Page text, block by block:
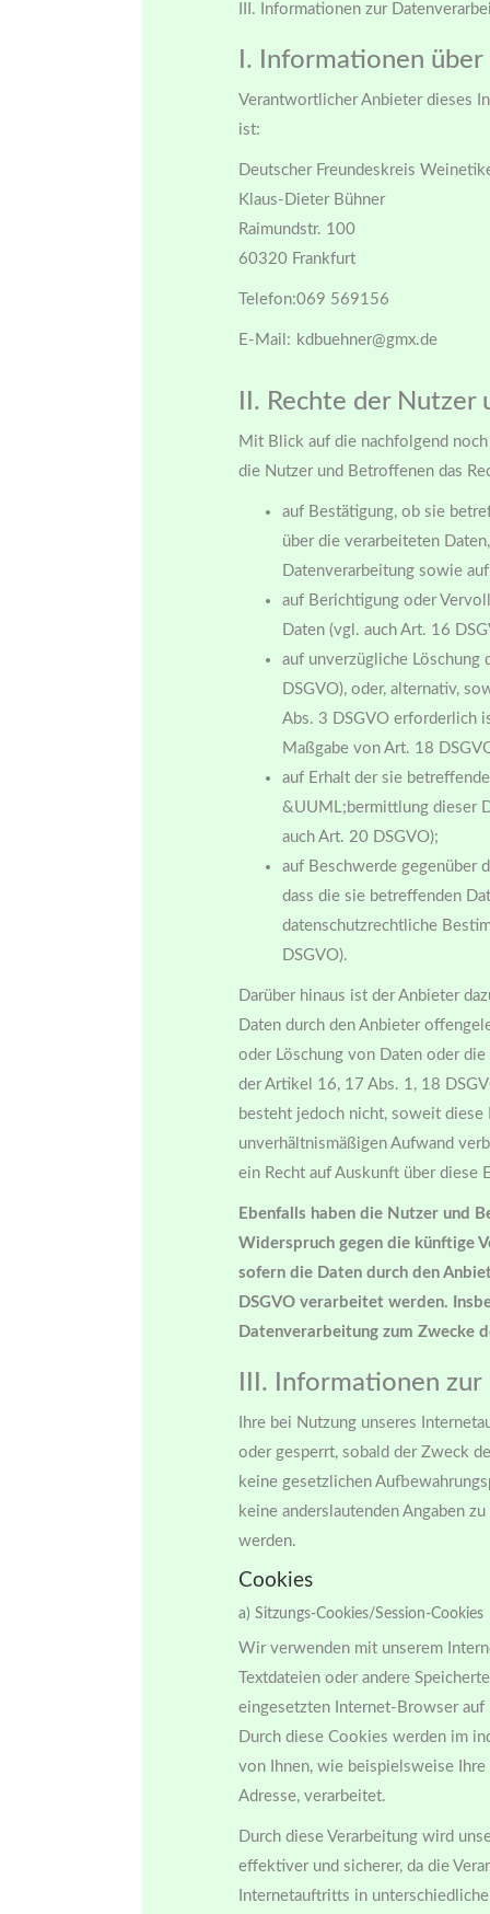
III. Informationen zur
I. Informationen
Verantwortlicher Anbieter dieses
ist:
Deutscher Freundeskreis
Klaus-Dieter Bühner
Raimundstr. 100
60320 Frankfurt
Telefon:069 569156
E-Mail: kdbuehner@gmx.de
II. Rechte der
Mit Blick auf die nachfolgend
die Nutzer und Betroffenen das
auf Bestätigung, ob sie
über die verarbeiteten
Datenverarbeitung sowie
auf Berichtigung oder
Daten (vgl. auch Art. 16
auf unverzügliche Löschung
DSGVO), oder, alternativ,
Abs. 3 DSGVO erforderlich
Maßgabe von Art. 18
auf Erhalt der sie
&UUML;bermittlung dieser
auch Art. 20 DSGVO);
auf Beschwerde gegenüber
dass die sie betreffenden
datenschutzrechtliche
DSGVO).
Darüber hinaus ist der Anbieter
Daten durch den Anbieter
oder Löschung von Daten oder
der Artikel 16, 17 Abs. 1, 18
besteht jedoch nicht, soweit
unverhältnismäßigen Aufwand
ein Recht auf Auskunft über diese
Ebenfalls haben die Nutzer und
Widerspruch gegen die künftige
sofern die Daten durch den
DSGVO verarbeitet werden.
Datenverarbeitung zum Zwecke
III. Informationen
Ihre bei Nutzung unseres
oder gesperrt, sobald der Zweck
keine gesetzlichen
keine anderslautenden Angaben
werden.
Cookies
a) Sitzungs-Cookies/Session-Cookies
Wir verwenden mit unserem
Textdateien oder andere
eingesetzten Internet-Browser auf
Durch diese Cookies werden im
von Ihnen, wie beispielsweise
Adresse, verarbeitet.
Durch diese Verarbeitung wird
effektiver und sicherer, da die
Internetauftritts in